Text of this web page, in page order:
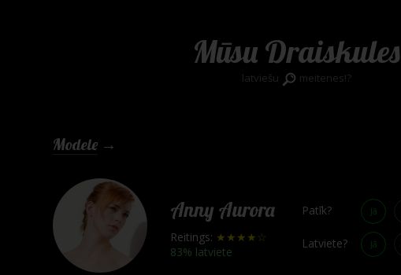
Mūsu Draiskules
latviešu meitenes!?
Modele →
Anny Aurora
Reitings: ★★★★☆
83% latviete
Patīk? Jā
Latviete? Jā